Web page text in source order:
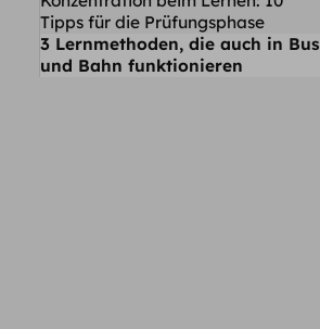
Tipps für die Prüfungsphase
3 Lernmethoden, die auch in Bus
und Bahn funktionieren